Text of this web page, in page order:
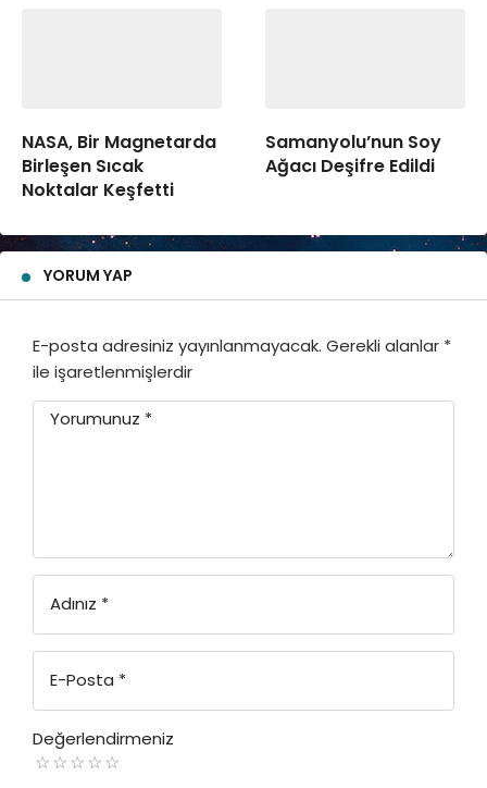
NASA, Bir Magnetarda
Birleşen Sıcak
Noktalar Keşfetti
Samanyolu’nun Soy
Ağacı Deşifre Edildi
YORUM YAP
E-posta adresiniz yayınlanmayacak. Gerekli alanlar *
ile işaretlenmişlerdir
Yorumunuz *
Adınız *
E-Posta *
Değerlendirmeniz